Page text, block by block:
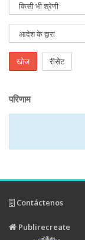
खोज रीसेट
परिणाम
Contáctenos
Publirecreate